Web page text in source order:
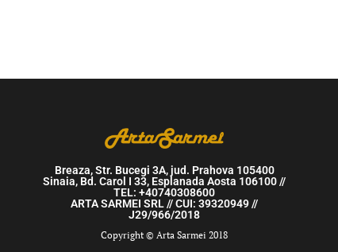
Breaza, Str. Bucegi 3A, jud. Prahova 105400
Sinaia, Bd. Carol I 33, Esplanada Aosta 106100 //
TEL: +40740308600
ARTA SARMEI SRL // CUI: 39320949 //
J29/966/2018
Copyright © Arta Sarmei 2018